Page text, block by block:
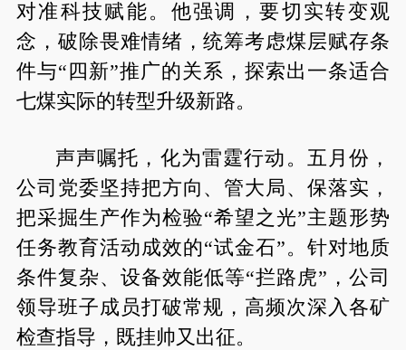
对准科技赋能。他强调，要切实转变观
念，破除畏难情绪，统筹考虑煤层赋存条
件与“四新”推广的关系，探索出一条适合
七煤实际的转型升级新路。
声声嘱托，化为雷霆行动。五月份，
公司党委坚持把方向、管大局、保落实，
把采掘生产作为检验“希望之光”主题形势
任务教育活动成效的“试金石”。针对地质
条件复杂、设备效能低等“拦路虎”，公司
领导班子成员打破常规，高频次深入各矿
检查指导，既挂帅又出征。